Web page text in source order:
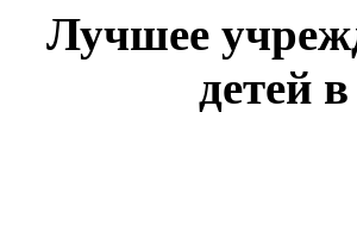
Лучшее
детей